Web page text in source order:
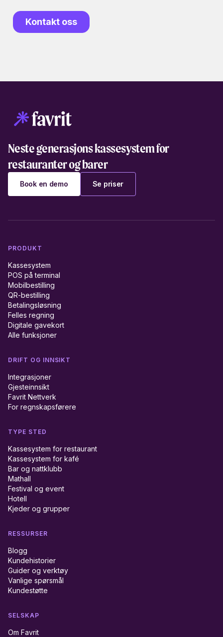
Neste generasjons kassesystem for
restauranter og barer
Book en demo Se priser
PRODUKT
Kassesystem
POS på terminal
Mobilbestilling
QR-bestilling
Betalingsløsning
Felles regning
Digitale gavekort
Alle funksjoner
DRIFT OG INNSIKT
Integrasjoner
Gjesteinnsikt
Favrit Nettverk
For regnskapsførere
TYPE STED
Kassesystem for restaurant
Kassesystem for kafé
Bar og nattklubb
Mathall
Festival og event
Hotell
Kjeder og grupper
RESSURSER
Blogg
Kundehistorier
Guider og verktøy
Vanlige spørsmål
Kundestøtte
SELSKAP
Om Favrit